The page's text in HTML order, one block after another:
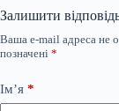
Залишити
Ваша e-mail адреса не
позначені *
Ім’я *